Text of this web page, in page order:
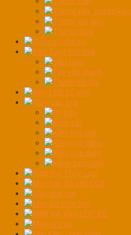
Thước dây, thước kéo
Thước đo góc
Thước thuỷ
Dụng cụ rửa xe
Đầu Tuýp các loại
Đầu tuýp
Tay vặn nhanh
Thanh nối dài
Đèn LED tổ ong
Kềm các loại
Bộ kìm
Kềm cắt
Kềm mỏ quạ
Kềm mũi bằng
Kềm mũi nhọn
Kiềm tuốc dây
Kích Đội Thủy Lực
Máy bắn đá khô CO2
Máy chà sàn
Máy Ép thủy lực
MÁY RA VÀO LỐP XE
Máy rửa xe